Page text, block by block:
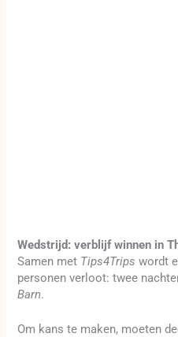
Wedstrijd: verblijf winnen in
Samen met Tips4Trips wordt
personen verloot: twee
Barn.
Om kans te maken, moeten